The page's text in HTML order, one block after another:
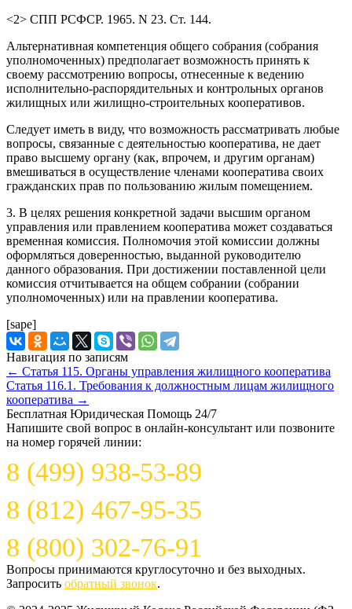
<2> СПП РСФСР. 1965. N 23. Ст. 144.
Альтернативная компетенция общего собрания (собрания
уполномоченных) предполагает возможность принять к
своему рассмотрению вопросы, отнесенные к ведению
исполнительно-распорядительных и контрольных органов
жилищных или жилищно-строительных кооперативов.
Следует иметь в виду, что возможность рассматривать любые
вопросы, связанные с деятельностью кооператива, не дает
право высшему органу (как, впрочем, и другим органам)
вмешиваться в осуществление членами кооператива своих
гражданских прав по пользованию жилым помещением.
3. В целях решения конкретной задачи высшим органом
управления или правлением кооператива может создаваться
временная комиссия. Полномочия этой комиссии должны
оформляться доверенностью, выданной руководителю
данного образования. При достижении поставленной цели
комиссия отчитывается на общем собрании (собрании
уполномоченных) или на правлении кооператива.
[sape]
Навигация по записям
← Статья 115. Органы управления жилищного кооператива
Статья 116.1. Требования к должностным лицам жилищного
кооператива →
Бесплатная Юридическая Помощь 24/7
Напишите свой вопрос в онлайн-консультант или позвоните
на номер горячей линии:
8 (499) 938-53-89
8 (812) 467-95-35
8 (800) 302-76-91
Вопросы принимаются круглосуточно и без выходных.
Запросить обратный звонок.